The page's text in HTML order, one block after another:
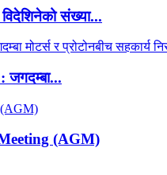
विदेशिनेको संख्या...
जगदम्बा...
(AGM)